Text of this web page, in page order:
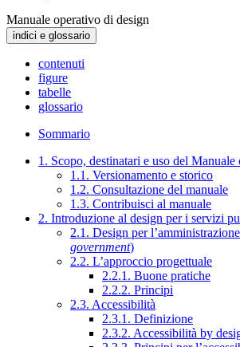
Manuale operativo di design
indici e glossario
contenuti
figure
tabelle
glossario
Sommario
1. Scopo, destinatari e uso del
1.1. Versionamento e storico
1.2. Consultazione del manuale
1.3. Contribuisci al manuale
2. Introduzione al design per i servizi
2.1. Design per
government)
2.2. L’approccio progettuale
2.2.1. Buone pratiche
2.2.2. Principi
2.3. Accessibilità
2.3.1. Definizione
2.3.2. Accessibilità by